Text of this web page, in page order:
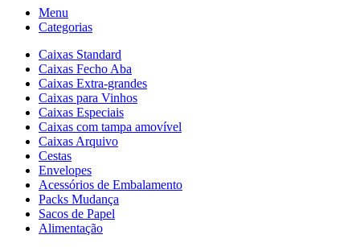
Menu
Categorias
Caixas Standard
Caixas Fecho Aba
Caixas Extra-grandes
Caixas para Vinhos
Caixas Especiais
Caixas com tampa amovível
Caixas Arquivo
Cestas
Envelopes
Acessórios de Embalamento
Packs Mudança
Sacos de Papel
Alimentação